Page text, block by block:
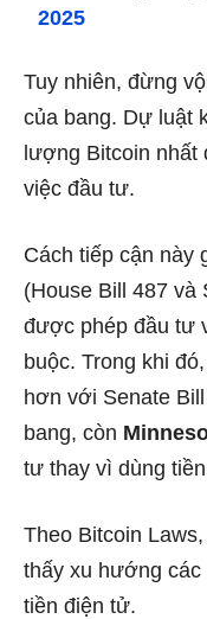
2025
Tuy nhiên, đừng
của bang. Dự luật
lượng Bitcoin nhất
việc đầu tư.
Cách tiếp cận này
(House Bill 487 và
được phép đầu tư
buộc. Trong khi đó,
hơn với Senate
bang, còn
tư thay vì dùng
Theo Bitcoin
thấy xu hướng
tiền điện tử.